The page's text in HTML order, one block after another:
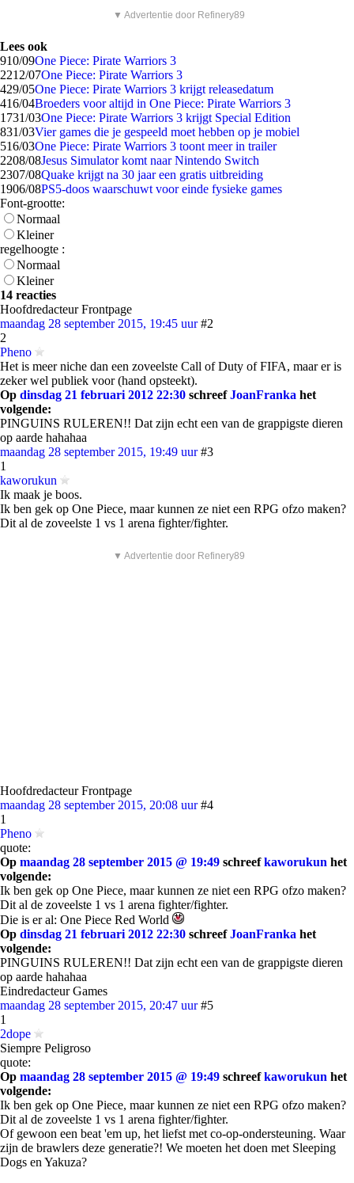
▼ Advertentie door Refinery89
Lees ook
910/09One Piece: Pirate Warriors 3
2212/07One Piece: Pirate Warriors 3
429/05One Piece: Pirate Warriors 3 krijgt releasedatum
416/04Broeders voor altijd in One Piece: Pirate Warriors 3
1731/03One Piece: Pirate Warriors 3 krijgt Special Edition
831/03Vier games die je gespeeld moet hebben op je mobiel
516/03One Piece: Pirate Warriors 3 toont meer in trailer
2208/08Jesus Simulator komt naar Nintendo Switch
2307/08Quake krijgt na 30 jaar een gratis uitbreiding
1906/08PS5-doos waarschuwt voor einde fysieke games
Font-grootte:
Normaal
Kleiner
regelhoogte :
Normaal
Kleiner
14 reacties
Hoofdredacteur Frontpage
maandag 28 september 2015, 19:45 uur #2
2
Pheno
Het is meer niche dan een zoveelste Call of Duty of FIFA, maar er is
zeker wel publiek voor (hand opsteekt).
Op dinsdag 21 februari 2012 22:30 schreefJoanFranka het
volgende:
PINGUINS RULEREN!! Dat zijn echt een van de grappigste dieren
op aarde hahahaa
maandag 28 september 2015, 19:49 uur #3
1
kaworukun
Ik maak je boos.
Ik ben gek op One Piece, maar kunnen ze niet een RPG ofzo maken?
Dit al de zoveelste 1 vs 1 arena fighter/fighter.
▼ Advertentie door Refinery89
Hoofdredacteur Frontpage
maandag 28 september 2015, 20:08 uur #4
1
Pheno
quote:
Op maandag 28 september 2015 @ 19:49 schreefkaworukun het
volgende:
Ik ben gek op One Piece, maar kunnen ze niet een RPG ofzo maken?
Dit al de zoveelste 1 vs 1 arena fighter/fighter.
Die is er al: One Piece Red World
Op dinsdag 21 februari 2012 22:30 schreefJoanFranka het
volgende:
PINGUINS RULEREN!! Dat zijn echt een van de grappigste dieren
op aarde hahahaa
Eindredacteur Games
maandag 28 september 2015, 20:47 uur #5
1
2dope
Siempre Peligroso
quote:
Op maandag 28 september 2015 @ 19:49 schreefkaworukun het
volgende:
Ik ben gek op One Piece, maar kunnen ze niet een RPG ofzo maken?
Dit al de zoveelste 1 vs 1 arena fighter/fighter.
Of gewoon een beat 'em up, het liefst met co-op-ondersteuning. Waar
zijn de brawlers deze generatie?! We moeten het doen met Sleeping
Dogs en Yakuza?